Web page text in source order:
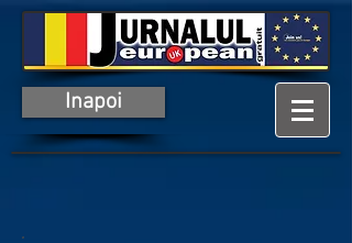
Inapoi